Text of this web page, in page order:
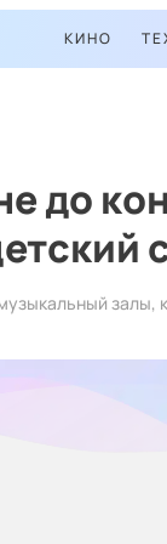
КИНО
до
залы,